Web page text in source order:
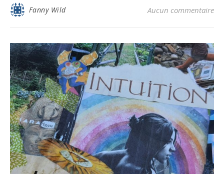
Fanny Wild Aucun commentaire